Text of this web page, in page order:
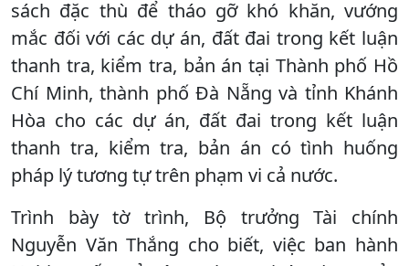
sách đặc thù để tháo gỡ khó khăn, vướng
mắc đối với các dự án, đất đai trong kết luận
thanh tra, kiểm tra, bản án tại Thành phố Hồ
Chí Minh, thành phố Đà Nẵng và tỉnh Khánh
Hòa cho các dự án, đất đai trong kết luận
thanh tra, kiểm tra, bản án có tình huống
pháp lý tương tự trên phạm vi cả nước.
Trình bày tờ trình, Bộ trưởng Tài chính
Nguyễn Văn Thắng cho biết, việc ban hành